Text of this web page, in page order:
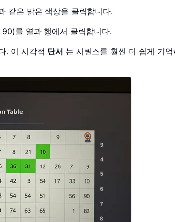
같은 밝은 색상을 클릭합니다.
를 열과 행에서 클릭합니다.
. 이 시각적 단서 는 시퀀스를 훨씬 더 쉽게 기